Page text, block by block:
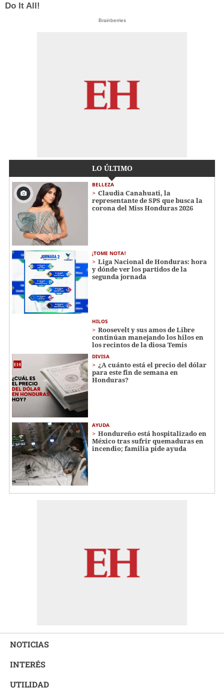
Do It All!
Brainberries
LO ÚLTIMO
BELLEZA
Claudia Canahuati, la
representante de SPS que busca la
corona del Miss Honduras 2026
¡TOME NOTA!
Liga Nacional de Honduras: hora
y dónde ver los partidos de la
segunda jornada
HILOS
Roosevelt y sus amos de Libre
continúan manejando los hilos en
los recintos de la diosa Temis
DIVISA
¿A cuánto está el precio del dólar
para este fin de semana en
Honduras?
AYUDA
Hondureño está hospitalizado en
México tras sufrir quemaduras en
incendio; familia pide ayuda
NOTICIAS
INTERÉS
UTILIDAD